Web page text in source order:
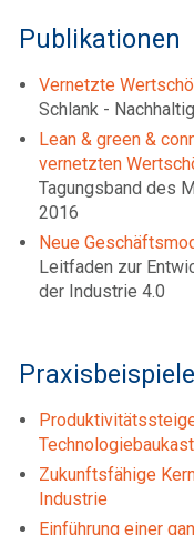
Publikationen
Vernetzte
Schlank -
Lean & green &
vernetzten
Tagungsband des
2016
Neue
Leitfaden zur
der Industrie 4.0
Praxisbeispiele
Zukunftsfähige
Industrie
Einführung einer